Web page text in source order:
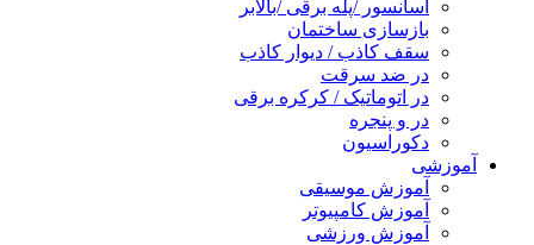
آسانسور /پله برقی /بالابر
بازسازی ساختمان
سقف کاذب / دیوار کاذب
در ضد سرقت
در اتوماتیک / کرکره برقی
در و پنجره
دکوراسیون
آموزشی
آموزش موسیقی
آموزش کامپیوتر
آموزش ورزشی